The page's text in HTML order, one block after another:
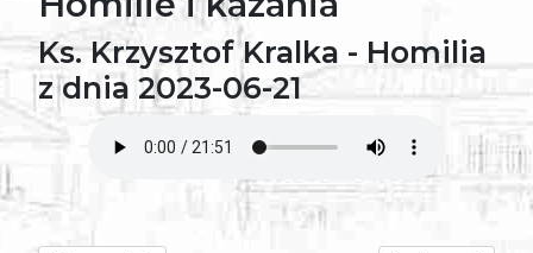
Ks. Krzysztof Kralka - Homilia
z dnia 2023-06-21